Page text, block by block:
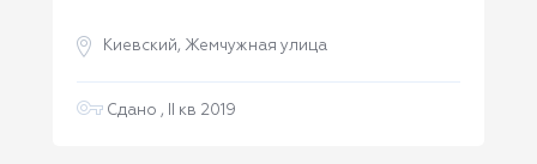
Киевский, Жемчужная улица
Сдано , II кв 2019